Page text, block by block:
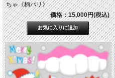
ちゃ《柄バリ》
価格：15,000円(税込)